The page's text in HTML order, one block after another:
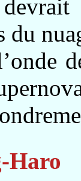
du
Haro